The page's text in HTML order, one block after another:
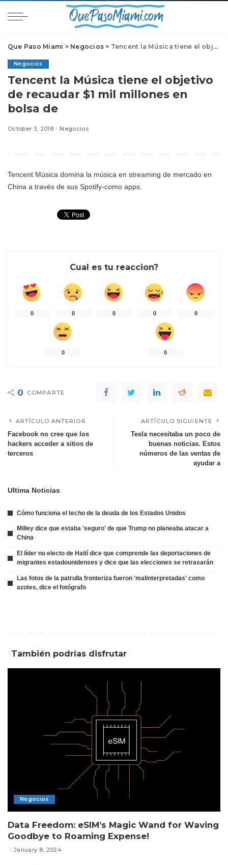
Que Paso Miami > Negocios > Tencent la Música tiene el objetivo de recaudar $1 mil millones en bolsa de
Negocios
Tencent la Música tiene el objetivo
de recaudar $1 mil millones en
bolsa de
October 3, 2018 Negocios
Tencent Música domina la música en streaming de mercado en
China a través de sus Spotify-como apps.
Cual es tu reaccion?
0 0 0 0 0
0 0
0 COMPARTE
ARTÍCULO ANTERIOR
Facebook no cree que los
hackers acceder a sitios de
terceros
ARTÍCULO SIGUIENTE
Tesla necesitaba un poco de
buenas noticias. Estos
números de las ventas de
ayudar a
Ultima Noticias
Cómo funciona el techo de la deuda de los Estados Unidos
Milley dice que estaba 'seguro' de que Trump no planeaba atacar a
China
El líder no electo de Haití dice que comprende las deportaciones de
migrantes estadounidenses y dice que las elecciones se retrasarán
Las fotos de la patrulla fronteriza fueron 'malinterpretadas' como
azotes, dice el fotógrafo
También podrías disfrutar
Negocios
Data Freedom: eSIM’s Magic Wand for Waving
Goodbye to Roaming Expense!
January 8, 2024